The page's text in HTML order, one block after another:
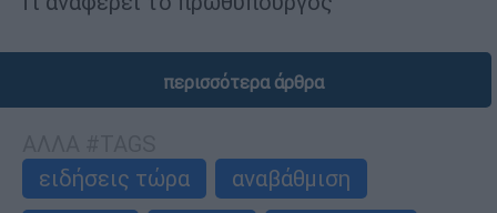
περισσότερα άρθρα
ειδήσεις τώρα
αναβάθμιση